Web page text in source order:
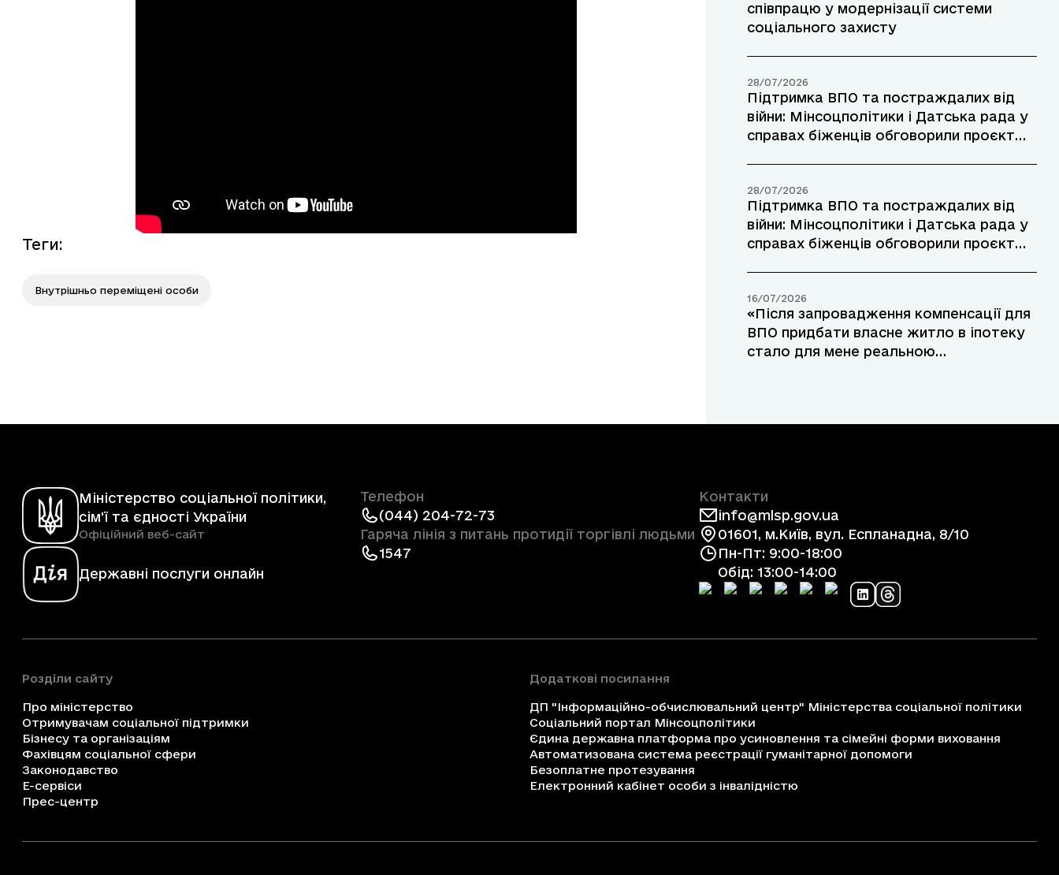
Теги:
Внутрішньо переміщені особи
співпрацю у модернізації системи
соціального захисту
28/07/2026
Підтримка ВПО та постраждалих від
війни: Мінсоцполітики і Датська рада у
справах біженців обговорили проєкт
28/07/2026
Підтримка ВПО та постраждалих від
війни: Мінсоцполітики і Датська рада у
справах біженців обговорили проєкт
16/07/2026
«Після запровадження компенсації для
ВПО придбати власне житло в іпотеку
стало для мене реальною
Міністерство соціальної політики,
сім'ї та єдності України
Офіційний веб-сайт
Державні послуги онлайн
Телефон
(044) 204-72-73
Гаряча лінія з питань протидії торгівлі людьми
1547
Контакти
info@mlsp.gov.ua
01601, м.Київ, вул. Еспланадна, 8/10
Пн-Пт: 9:00-18:00
Обід: 13:00-14:00
Розділи сайту
Про міністерство
Отримувачам соціальної підтримки
Бізнесу та організаціям
Фахівцям соціальної сфери
Законодавство
Е-сервіси
Прес-центр
Додаткові посилання
ДП "Інформаційно-обчислювальний центр" Міністерства соціальної політики
Соціальний портал Мінсоцполітики
Єдина державна платформа про усиновлення та сімейні форми виховання
Автоматизована система реєстрації гуманітарної допомоги
Безоплатне протезування
Електронний кабінет особи з інвалідністю